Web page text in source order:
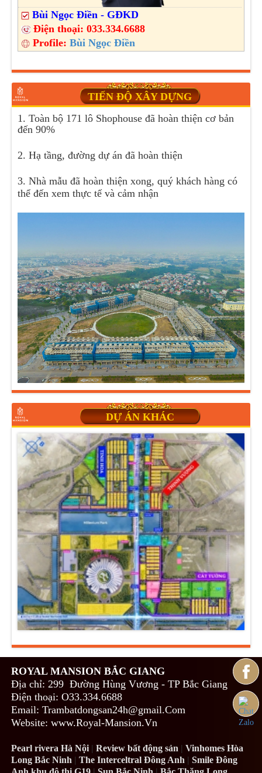
Bùi Ngọc Điền - GĐKD
Điện thoại:033.334.6688
Profile:Bùi Ngọc Điền
TIẾN ĐỘ XÂY DỰNG
1. Toàn bộ 171 lô Shophouse đã hoàn thiện cơ bản
đến 90%
2. Hạ tầng, đường dự án đã hoàn thiện
3. Nhà mẫu đã hoàn thiện xong, quý khách hàng có
thể đến xem thực tế và cảm nhận
DỰ ÁN KHÁC
ROYAL MANSION BẮC GIANG
Địa chỉ: 299 Đường Hùng Vương - TP Bắc Giang
Điện thoại: O33.334.6688
Email: Trambatdongsan24h@gmail.Com
Website: www.Royal-Mansion.Vn
Pearl rivera Hà Nội |Review bất động sản |Vinhomes Hòa
Long Bắc Ninh |The Interceltral Đông Anh |Smile Đông